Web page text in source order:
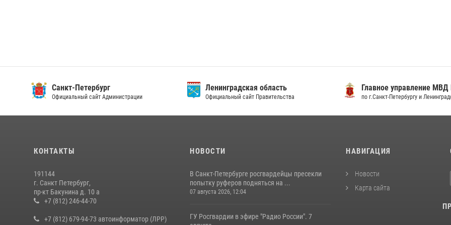
Санкт-Петербург
Официальный сайт Администрации
Ленинградская область
Официальный сайт Правительства
Главное управление МВД
по г.Санкт-Петербургу и
КОНТАКТЫ
191144
г. Санкт Петербург,
пр-кт Бакунина д. 10 а
+7 (812) 246-44-70
+7 (812) 679-94-73 автоинформатор (ЛРР)
НОВОСТИ
В Санкт-Петербурге росгвардейцы пресекли
попытку руферов подняться на ...
07 августа 2026, 12:04
ГУ Росгвардии в эфире "Радио России". 7
НАВИГАЦИЯ
Новости
Карта сайта